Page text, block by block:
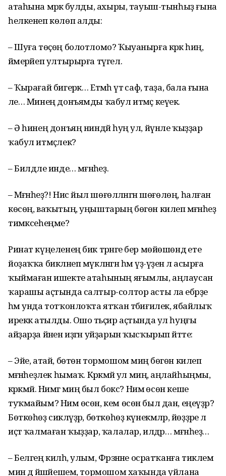
атаһына мәрәкә булды, ахыры, тауыш-тынһыҙ ғына
һелкенеп көлөп алды:
– Шуға төҫөң болотломо? Ҡыуанырға кәрәк һиңә, ә
йәмерәйеп ултырырға түгел.
– Ҡырағай бигерәк… Етмәһә үтә саф, таҙа, бала ғына
әле… Минең донъямды ҡабул итмәҫ кеүек.
– Ә һинең донъяң ниндәй һуң ул, йүнле ҡыҙҙар
ҡабул итмәҫлек?
– Билдәле инде… мәғәнәһеҙ.
– Мәғәнәһеҙ?! Нисә йыл шөғөлләнгән шөғөлөң, һалған
көсөң, ваҡытың, уңыштарың бөгөн килеп мәғәнәһеҙ
тимәксеһеңме?
Ринат күңеленең бик тәрәнге бер мөйөшөндә ете
йоҙаҡҡа бикләнеп мүкләнгән һәм үҙ-үҙенә лә асырға
ҡыймаған ишекте атаһының яғымлы, аңлаусан
ҡарашы аҫтында салтыр-солтор асты ла ебәрҙе
һәм унда тотҡонлоҡта ятҡан тәбиғилек, ябайлыҡ
иреккә атылды. Ошо тәьҫир аҫтында ул һуңғы
айҙарҙа йәнен иҙгән уйҙарын ҡысҡырып әйтте:
– Эйе, атай, бөтөн тормошом миңә бөгөн килеп
мәғәнәһеҙлек һымаҡ. Кәрәкмәй ул миңә, аңлайһыңмы,
кәрәкмәй. Нимәгә миңә был бокс? Нимә өсөн кеше
туҡмайым? Нимә өсөн, кем өсөн был дан, еңеүҙәр?
Бөткөһөҙ сикләүҙәр, бөткөһөҙ күнекмәләр, йөҙҙәре лә
иҫтә ҡалмаған ҡыҙҙар, ҡалалар, илдәр… мәғәнәһеҙ…
– Белгең килһә, улым, Фәрзәнәне осратҡанға тиклем
мин дә йәшәйешем, тормошом хаҡында уйлана